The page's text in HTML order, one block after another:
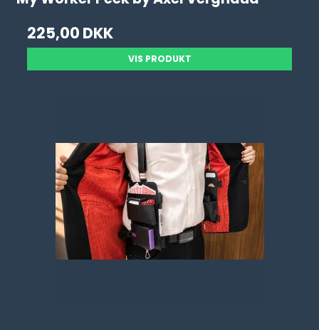
225,00 DKK
VIS PRODUKT